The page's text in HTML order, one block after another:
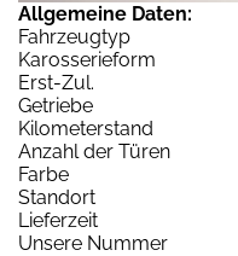
Allgemeine Daten:
Fahrzeugtyp
Karosserieform
Erst-Zul.
Getriebe
Kilometerstand
Anzahl der Türen
Farbe
Standort
Lieferzeit
Unsere Nummer